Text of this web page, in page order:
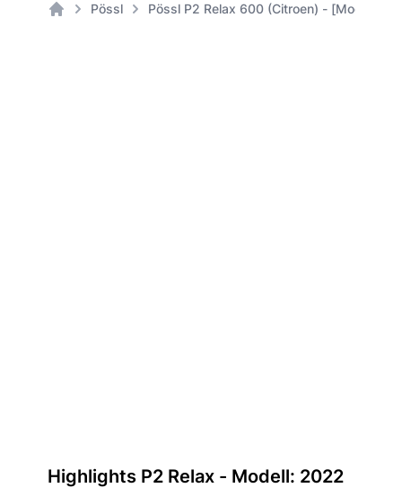
Pössl Pössl P2 Relax 600 (Citroen) - [Modell:
Highlights P2 Relax - Modell: 2022